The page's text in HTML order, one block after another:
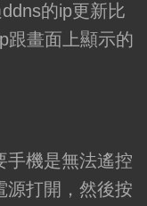
的ip更新比
跟畫面上顯示的
手機是無法遙控
源打開，然後按